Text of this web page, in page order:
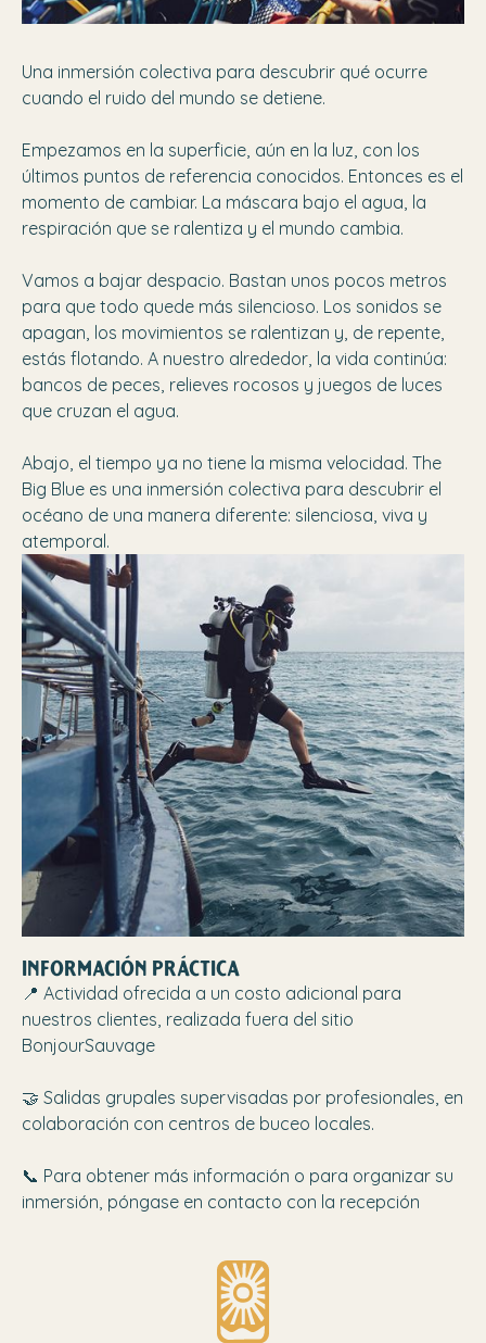
Una inmersión colectiva para descubrir qué ocurre
cuando el ruido del mundo se detiene.
Empezamos en la superficie, aún en la luz, con los
últimos puntos de referencia conocidos. Entonces es el
momento de cambiar. La máscara bajo el agua, la
respiración que se ralentiza y el mundo cambia.
Vamos a bajar despacio. Bastan unos pocos metros
para que todo quede más silencioso. Los sonidos se
apagan, los movimientos se ralentizan y, de repente,
estás flotando. A nuestro alrededor, la vida continúa:
bancos de peces, relieves rocosos y juegos de luces
que cruzan el agua.
Abajo, el tiempo ya no tiene la misma velocidad. The
Big Blue es una inmersión colectiva para descubrir el
océano de una manera diferente: silenciosa, viva y
atemporal.
INFORMACIÓN PRÁCTICA
📍 Actividad ofrecida a un costo adicional para
nuestros clientes, realizada fuera del sitio
BonjourSauvage
🤝 Salidas grupales supervisadas por profesionales, en
colaboración con centros de buceo locales.
📞 Para obtener más información o para organizar su
inmersión, póngase en contacto con la recepción